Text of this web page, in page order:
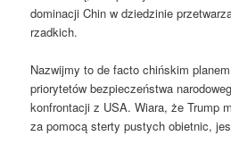
dominacji Chin w dziedzinie
rzadkich.
Nazwijmy to de facto chińskim
priorytetów bezpieczeństwa
konfrontacji z USA. Wiara, że ​​Trump
za pomocą sterty pustych obietnic,